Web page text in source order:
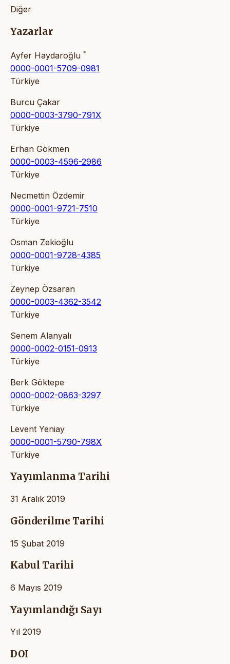
Diğer
Yazarlar
Ayfer Haydaroğlu *
0000-0001-5709-0981
Türkiye
Burcu Çakar
0000-0003-3790-791X
Türkiye
Erhan Gökmen
0000-0003-4596-2986
Türkiye
Necmettin Özdemir
0000-0001-9721-7510
Türkiye
Osman Zekioğlu
0000-0001-9728-4385
Türkiye
Zeynep Özsaran
0000-0003-4362-3542
Türkiye
Senem Alanyalı
0000-0002-0151-0913
Türkiye
Berk Göktepe
0000-0002-0863-3297
Türkiye
Levent Yeniay
0000-0001-5790-798X
Türkiye
Yayımlanma Tarihi
31 Aralık 2019
Gönderilme Tarihi
15 Şubat 2019
Kabul Tarihi
6 Mayıs 2019
Yayımlandığı Sayı
Yıl 2019
DOI